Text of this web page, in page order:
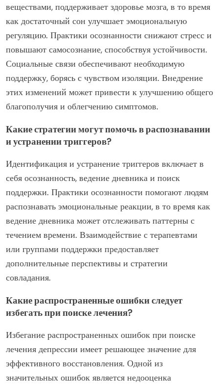
веществами, поддерживает здоровье мозга, в то время
как достаточный сон улучшает эмоциональную
регуляцию. Практики осознанности снижают стресс и
повышают самосознание, способствуя устойчивости.
Социальные связи обеспечивают необходимую
поддержку, борясь с чувством изоляции. Внедрение
этих изменений может привести к улучшению общего
благополучия и облегчению симптомов.
Какие стратегии могут помочь в распознавании
и устранении триггеров?
Идентификация и устранение триггеров включает в
себя осознанность, ведение дневника и поиск
поддержки. Практики осознанности помогают людям
распознавать эмоциональные реакции, в то время как
ведение дневника может отслеживать паттерны с
течением времени. Взаимодействие с терапевтами
или группами поддержки предоставляет
дополнительные перспективы и стратегии
совладания.
Какие распространенные ошибки следует
избегать при поиске лечения?
Избегание распространенных ошибок при поиске
лечения депрессии имеет решающее значение для
эффективного восстановления. Одной из
значительных ошибок является недооценка